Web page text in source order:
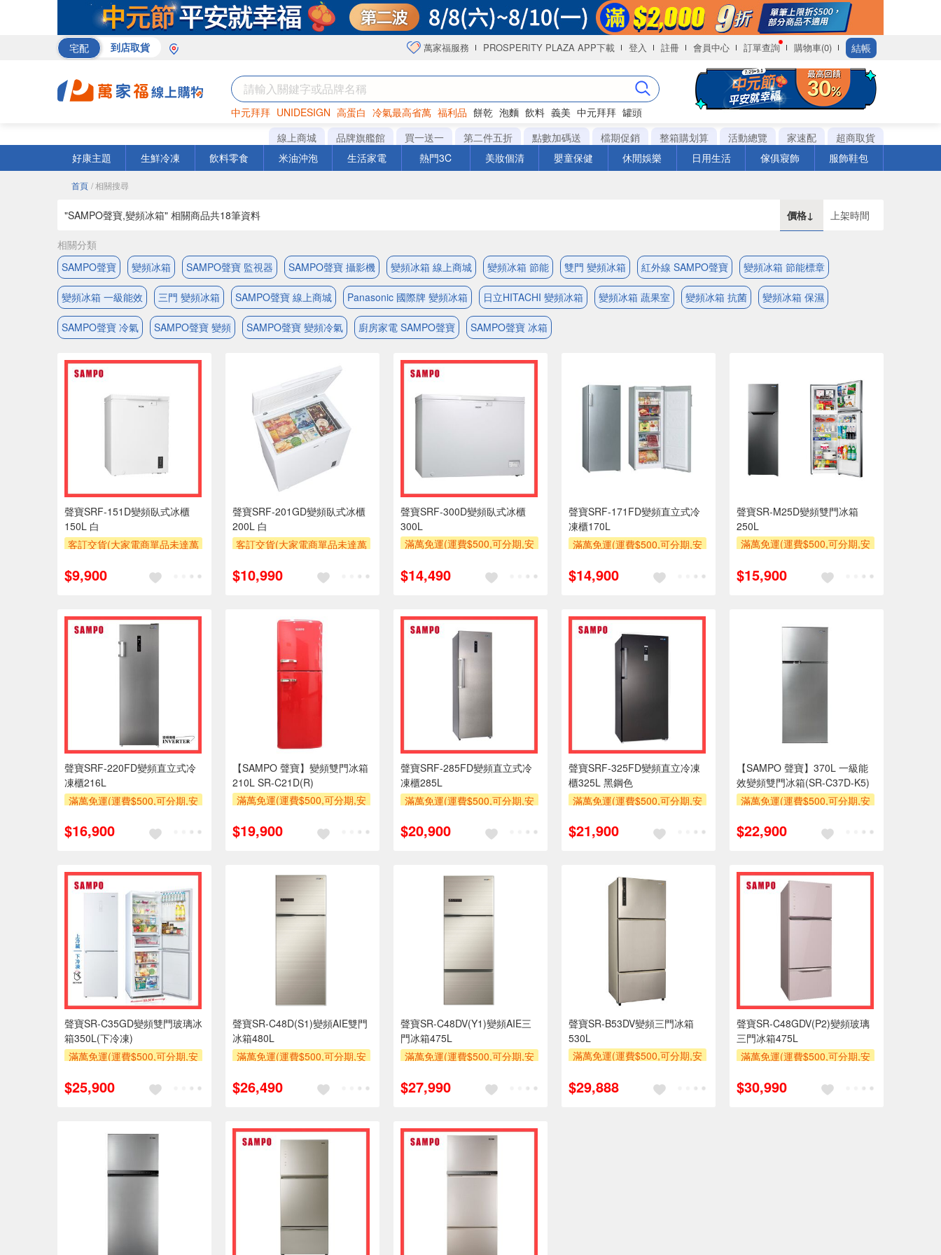
宅配 到店取貨 萬家福服務 PROSPERITY PLAZA APP下載 登入 註冊 會員中心 訂單查詢 購物車(0) 結帳
中元拜拜 UNIDESIGN 高蛋白 冷氣最高省萬 福利品 餅乾 泡麵 飲料 義美 中元拜拜 罐頭
巧克力 衛生紙 咖啡
線上商城 品牌旗艦館 買一送一 第二件五折 點數加碼送 檔期促銷 整箱購划算 活動總覽 家速配
超商取貨
好康主題
生鮮冷凍 飲料零食 米油沖泡 生活家電 熱門3C 美妝個清 嬰童保健 休閒娛樂 日用生活 傢俱寢飾 服飾鞋包
首頁 / 相關搜尋
"SAMPO聲寶,變頻冰箱" 相關商品共18筆資料 價格↓ 上架時間
相關分類
SAMPO聲寶
變頻冰箱 SAMPO聲寶 監視器 SAMPO聲寶 攝影機 變頻冰箱 線上商城 變頻冰箱 節能 雙門 變頻冰箱 紅外線 SAMPO聲寶 變頻冰箱 節能標章
變頻冰箱 一級能效 三門 變頻冰箱 SAMPO聲寶 線上商城 Panasonic 國際牌 變頻冰箱 日立HITACHI 變頻冰箱 變頻冰箱 蔬果室 變頻冰箱 抗菌 變頻冰箱 保濕
SAMPO聲寶 冷氣 SAMPO聲寶 變頻 SAMPO聲寶 變頻冷氣 廚房家電 SAMPO聲寶 SAMPO聲寶 冰箱
聲寶SRF-151D變頻臥式冰櫃
150L 白
客訂交貨(大家電商單品未達萬
區費另計,實際收費以專人聯絡
$9,900
聲寶SRF-201GD變頻臥式冰櫃
200L 白
客訂交貨(大家電商單品未達萬
區費另計,實際收費以專人聯絡
$10,990
聲寶SRF-300D變頻臥式冰櫃
300L
滿萬免運(運費$500,可分期,安
及使用6期以上分期0利率,需付
$14,490
聲寶SRF-171FD變頻直立式冷
凍櫃170L
滿萬免運(運費$500,可分期,安
及使用6期以上分期0利率,需付
$14,900
聲寶SR-M25D變頻雙門冰箱
250L
滿萬免運(運費$500,可分期,安
及使用6期以上分期0利率,需付
$15,900
聲寶SRF-220FD變頻直立式冷
凍櫃216L
滿萬免運(運費$500,可分期,安
及使用6期以上分期0利率,需付
$16,900
【SAMPO 聲寶】變頻雙門冰箱
210L SR-C21D(R)
滿萬免運(運費$500,可分期,安
及使用6期以上分期0利率,需付
基本安裝運費)
$19,900
聲寶SRF-285FD變頻直立式冷
凍櫃285L
滿萬免運(運費$500,可分期,安
及使用6期以上分期0利率,需付
$20,900
聲寶SRF-325FD變頻直立冷凍
櫃325L 黑鋼色
滿萬免運(運費$500,可分期,安
及使用6期以上分期0利率,需付
$21,900
【SAMPO 聲寶】370L 一級能
效變頻雙門冰箱(SR-C37D-K5)
滿萬免運(運費$500,可分期,安
及使用6期以上分期0利率,需付
$22,900
聲寶SR-C35GD變頻雙門玻璃冰
箱350L(下冷凍)
滿萬免運(運費$500,可分期,安
及使用6期以上分期0利率,需付
$25,900
聲寶SR-C48D(S1)變頻AIE雙門
冰箱480L
滿萬免運(運費$500,可分期,安
及使用6期以上分期0利率,需付
$26,490
聲寶SR-C48DV(Y1)變頻AIE三
門冰箱475L
滿萬免運(運費$500,可分期,安
及使用6期以上分期0利率,需付
$27,990
聲寶SR-B53DV變頻三門冰箱
530L
滿萬免運(運費$500,可分期,安
及使用6期以上分期0利率,需付
$29,888
聲寶SR-C48GDV(P2)變頻玻璃
三門冰箱475L
滿萬免運(運費$500,可分期,安
及使用6期以上分期0利率,需付
$30,990